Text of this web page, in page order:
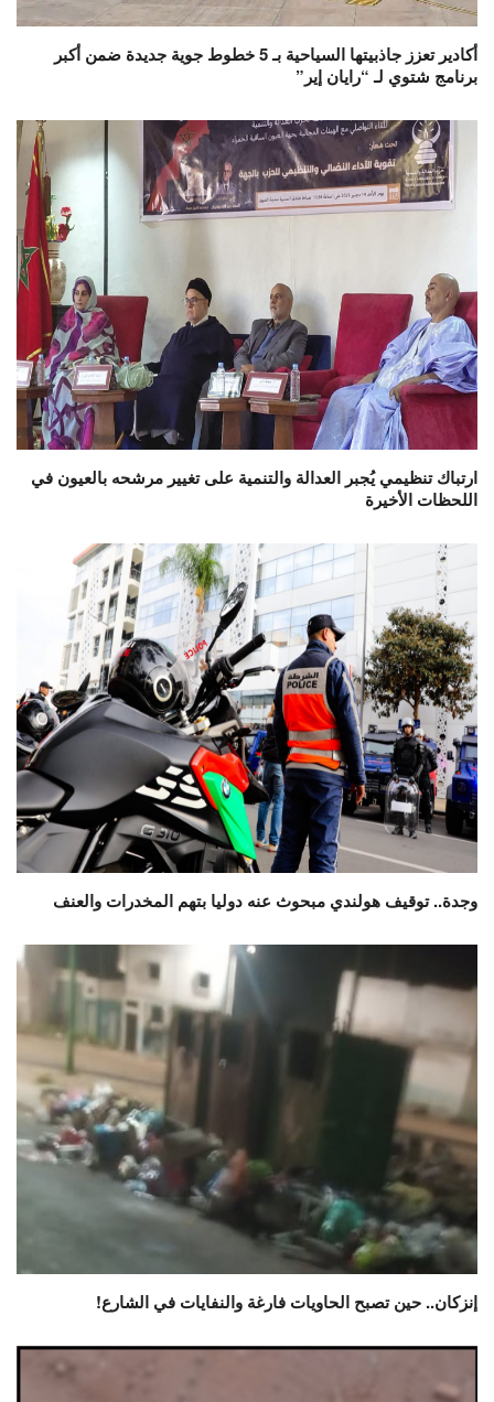
أكادير تعزز جاذبيتها السياحية بـ 5 خطوط جوية جديدة ضمن أكبر
برنامج شتوي لـ “رايان إير”
ارتباك تنظيمي يُجبر العدالة والتنمية على تغيير مرشحه بالعيون في
اللحظات الأخيرة
وجدة.. توقيف هولندي مبحوث عنه دوليا بتهم المخدرات والعنف
إنزكان.. حين تصبح الحاويات فارغة والنفايات في الشارع!